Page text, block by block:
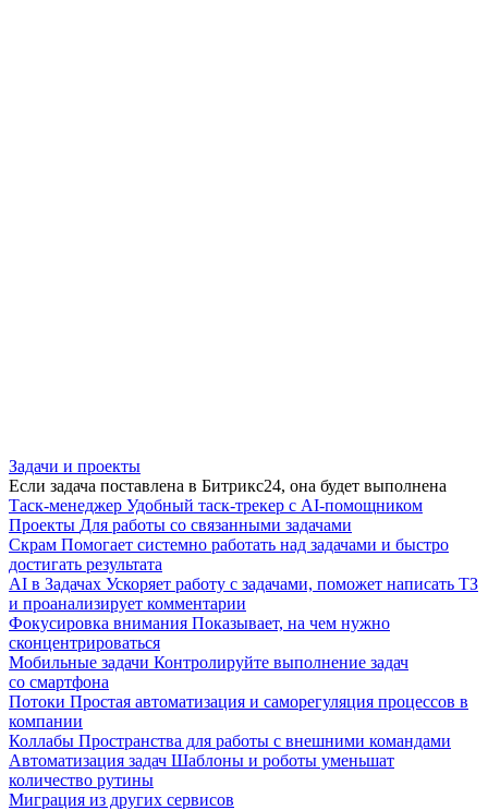
Задачи и проекты
Если задача поставлена в Битрикс24, она будет выполнена
Таск-менеджер Удобный таск-трекер с AI-помощником
Проекты Для работы со связанными задачами
Скрам Помогает системно работать над задачами и быстро
достигать результата
AI в Задачах Ускоряет работу с задачами, поможет написать ТЗ
и проанализирует комментарии
Фокусировка внимания Показывает, на чем нужно
сконцентрироваться
Мобильные задачи Контролируйте выполнение задач
со смартфона
Потоки Простая автоматизация и саморегуляция процессов в
компании
Коллабы Пространства для работы с внешними командами
Автоматизация задач Шаблоны и роботы уменьшат
количество рутины
Миграция из других сервисов